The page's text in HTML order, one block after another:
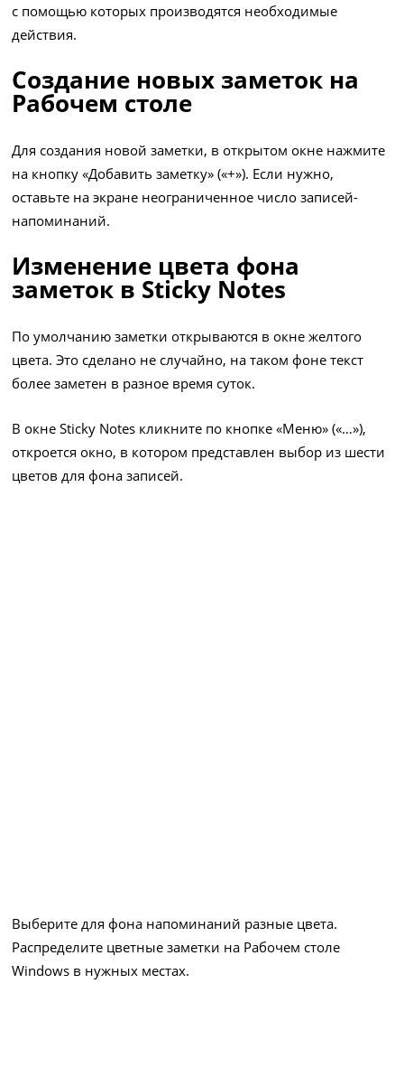
с помощью которых производятся необходимые
действия.
Создание новых заметок на
Рабочем столе
Для создания новой заметки, в открытом окне нажмите
на кнопку «Добавить заметку» («+»). Если нужно,
оставьте на экране неограниченное число записей-
напоминаний.
Изменение цвета фона
заметок в Sticky Notes
По умолчанию заметки открываются в окне желтого
цвета. Это сделано не случайно, на таком фоне текст
более заметен в разное время суток.
В окне Sticky Notes кликните по кнопке «Меню» («…»),
откроется окно, в котором представлен выбор из шести
цветов для фона записей.
Выберите для фона напоминаний разные цвета.
Распределите цветные заметки на Рабочем столе
Windows в нужных местах.